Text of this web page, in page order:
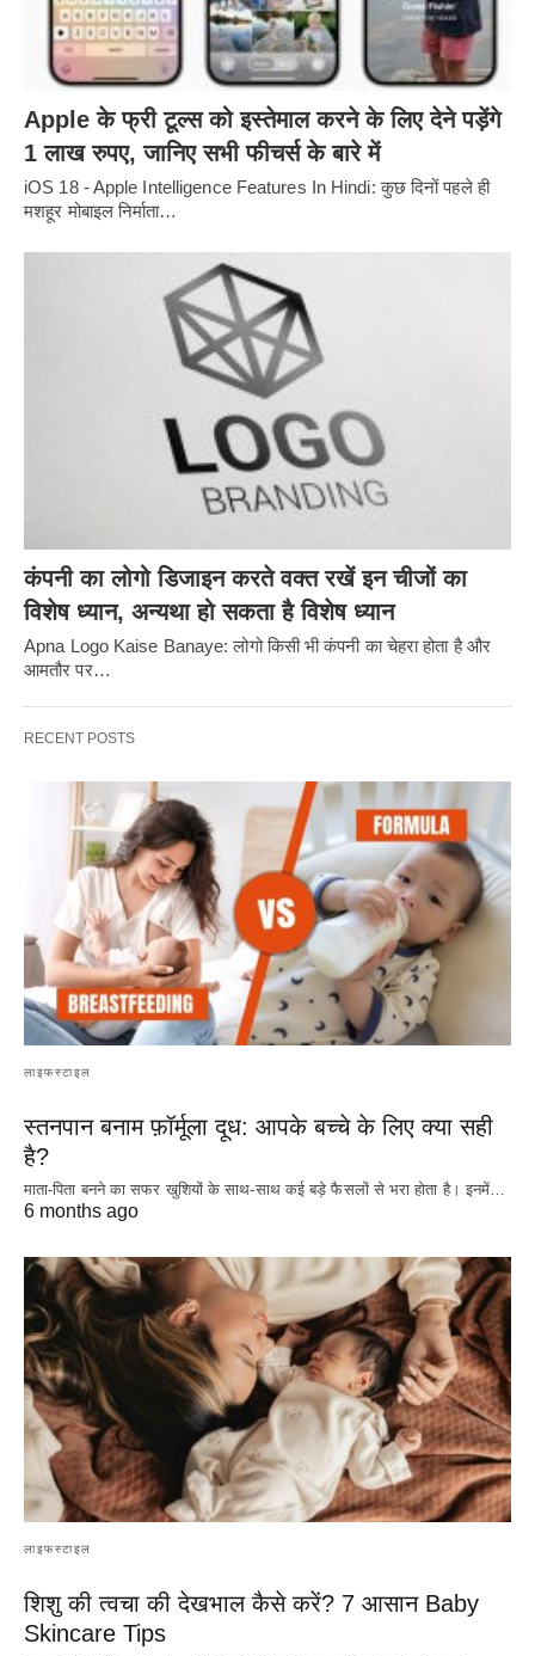
Apple के फ्री टूल्स को इस्तेमाल करने के लिए देने पड़ेंगे
1 लाख रुपए, जानिए सभी फीचर्स के बारे में
iOS 18 - Apple Intelligence Features In Hindi: कुछ दिनों पहले ही
मशहूर मोबाइल निर्माता…
कंपनी का लोगो डिजाइन करते वक्त रखें इन चीजों का
विशेष ध्यान, अन्यथा हो सकता है विशेष ध्यान
Apna Logo Kaise Banaye: लोगो किसी भी कंपनी का चेहरा होता है और
आमतौर पर…
RECENT POSTS
लाइफस्टाइल
स्तनपान बनाम फ़ॉर्मूला दूध: आपके बच्चे के लिए क्या सही
है?
माता-पिता बनने का सफर खुशियों के साथ-साथ कई बड़े फैसलों से भरा होता है। इनमें…
6 months ago
लाइफस्टाइल
शिशु की त्वचा की देखभाल कैसे करें? 7 आसान Baby
Skincare Tips